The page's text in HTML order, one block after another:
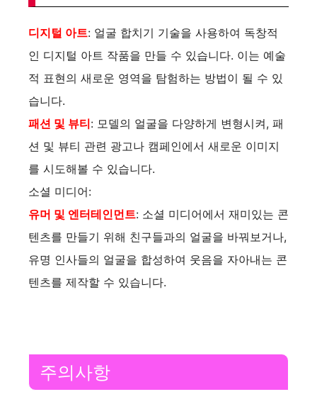
디지털 아트: 얼굴 합치기 기술을 사용하여 독창적
인 디지털 아트 작품을 만들 수 있습니다. 이는 예술
적 표현의 새로운 영역을 탐험하는 방법이 될 수 있
습니다.
패션 및 뷰티: 모델의 얼굴을 다양하게 변형시켜, 패
션 및 뷰티 관련 광고나 캠페인에서 새로운 이미지
를 시도해볼 수 있습니다.
소셜 미디어:
유머 및 엔터테인먼트: 소셜 미디어에서 재미있는 콘
텐츠를 만들기 위해 친구들과의 얼굴을 바꿔보거나,
유명 인사들의 얼굴을 합성하여 웃음을 자아내는 콘
텐츠를 제작할 수 있습니다.
주의사항